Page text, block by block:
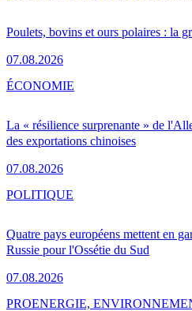
Poulets, bovins et ours polaires : la
07.08.2026
La « résilience surprenante » de
des exportations chinoises
07.08.2026
ÉCONOMIE
Quatre pays européens mettent en
Russie pour l'Ossétie du Sud
07.08.2026
POLITIQUE
PROENERGIE,